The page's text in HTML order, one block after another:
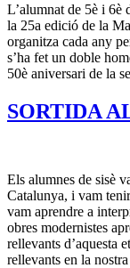
L’alumnat de 5è i 6è
la 25a edició de la
organitza cada any
s’ha fet un doble
50è aniversari de la
SORTIDA
Els alumnes de sisè
Catalunya, i vam
vam aprendre a
obres modernistes
rellevants d’aquesta
rellevants en la